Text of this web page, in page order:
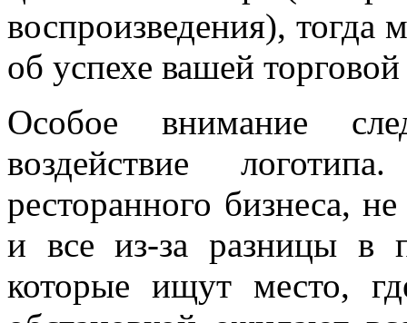
воспроизведения), тогда
об успехе вашей
Особое внимание
воздействие
ресторанного бизнеса,
и все из-за разницы в
которые ищут место,